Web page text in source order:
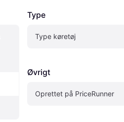
Type
Type køretøj
Øvrigt
Oprettet på PriceRunner